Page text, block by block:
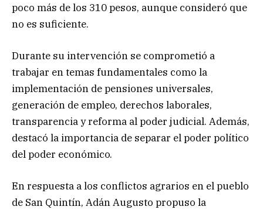
poco más de los 310 pesos, aunque consideró que
no es suficiente.
Durante su intervención se comprometió a
trabajar en temas fundamentales como la
implementación de pensiones universales,
generación de empleo, derechos laborales,
transparencia y reforma al poder judicial. Además,
destacó la importancia de separar el poder político
del poder económico.
En respuesta a los conflictos agrarios en el pueblo
de San Quintín, Adán Augusto propuso la